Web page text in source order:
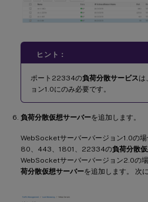
ヒント：
ポート22334の負荷分散サービスは
ョン1.0にのみ必要です。
負荷分散仮想サーバーを追加します。
WebSocketサーバーバージョン1.0の
80、443、1801、22334の負荷分散
WebSocketサーバーバージョン2.0の
荷分散仮想サーバーを追加します。 次